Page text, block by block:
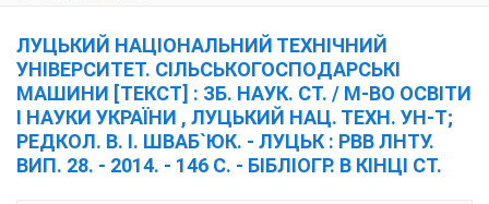
ЛУЦЬКИЙ НАЦІОНАЛЬНИЙ ТЕХНІЧНИЙ
УНІВЕРСИТЕТ. СІЛЬСЬКОГОСПОДАРСЬКІ
МАШИНИ [ТЕКСТ] : ЗБ. НАУК. СТ. / М-ВО ОСВІТИ
І НАУКИ УКРАЇНИ , ЛУЦЬКИЙ НАЦ. ТЕХН. УН-Т;
РЕДКОЛ. В. І. ШВАБ`ЮК. - ЛУЦЬК : РВВ ЛНТУ.
ВИП. 28. - 2014. - 146 С. - БІБЛІОГР. В КІНЦІ СТ.